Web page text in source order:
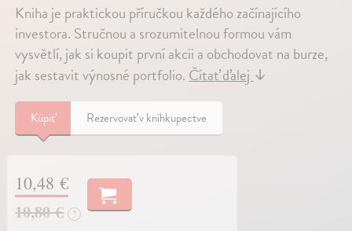
Kniha je praktickou příručkou každého začínajícího
investora. Stručnou a srozumitelnou formou vám
vysvětlí, jak si koupit první akcii a obchodovat na burze,
jak sestavit výnosné portfolio.Čítať ďalej↓
Kúpiť Rezervovať v kníhkupectve
10,48 €
10,80 €
?